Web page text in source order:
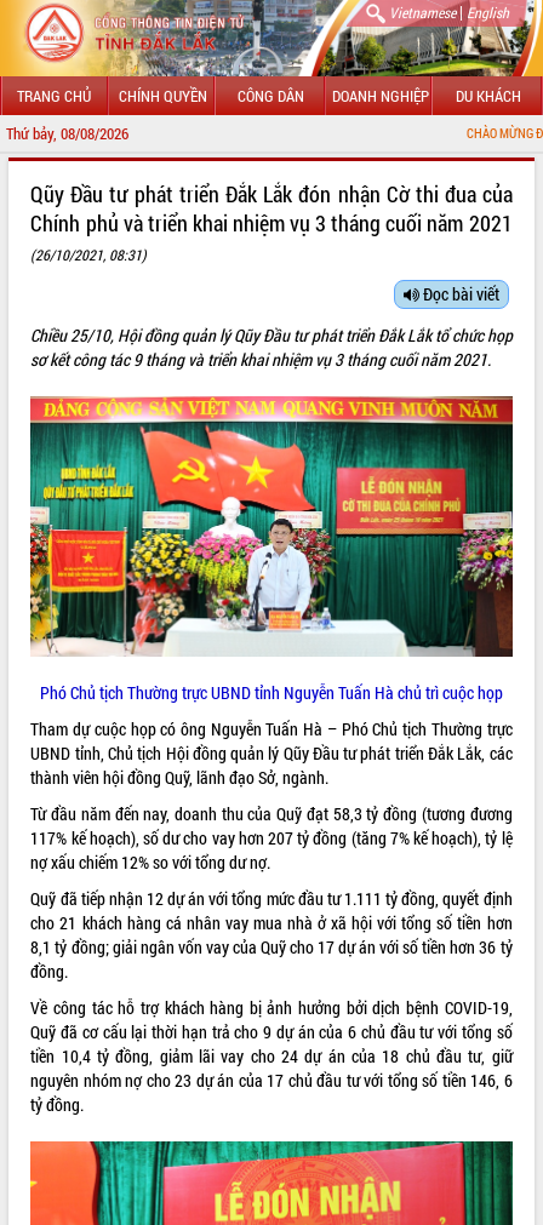
Vietnamese| English
TRANG CHỦ CHÍNH QUYỀN CÔNG DÂN DOANH NGHIỆP DU KHÁCH
Thứ bảy, 08/08/2026 CHÀO MỪNG ĐẾN VỚI CỔNG
LÃNH ĐẠO UBND TỈNH
SỞ, BAN, NGÀNH
THÔNG TIN CHỈ ĐẠO ĐIỀU HÀNH
HỆ THỐNG VĂN BẢN
VĂN BẢN HĐND TỈNH
ĐIỂM TIN VĂN BẢN
QUY HOẠCH - KẾ HOẠCH
VIDEO
Qũy Đầu tư phát triển Đắk Lắk đón nhận Cờ thi đua của
Chính phủ và triển khai nhiệm vụ 3 tháng cuối năm 2021
(26/10/2021, 08:31)
Đọc bài viết
Chiều 25/10, Hội đồng quản lý Qũy Đầu tư phát triển Đắk Lắk tổ chức họp
sơ kết công tác 9 tháng và triển khai nhiệm vụ 3 tháng cuối năm 2021.
Phó Chủ tịch Thường trực UBND tỉnh Nguyễn Tuấn Hà chủ trì cuộc họp
Tham dự cuộc họp có ông Nguyễn Tuấn Hà – Phó Chủ tịch Thường trực
UBND tỉnh, Chủ tịch Hội đồng quản lý Qũy Đầu tư phát triển Đắk Lắk, các
thành viên hội đồng Quỹ, lãnh đạo Sở, ngành.
Từ đầu năm đến nay, doanh thu của Quỹ đạt 58,3 tỷ đồng (tương đương
117% kế hoạch), số dư cho vay hơn 207 tỷ đồng (tăng 7% kế hoạch), tỷ lệ
nợ xấu chiếm 12% so với tổng dư nợ.
Quỹ đã tiếp nhận 12 dự án với tổng mức đầu tư 1.111 tỷ đồng, quyết định
cho 21 khách hàng cá nhân vay mua nhà ở xã hội với tổng số tiền hơn
8,1 tỷ đồng; giải ngân vốn vay của Quỹ cho 17 dự án với số tiền hơn 36 tỷ
đồng.
Về công tác hỗ trợ khách hàng bị ảnh hưởng bởi dịch bệnh COVID-19,
Quỹ đã cơ cấu lại thời hạn trả cho 9 dự án của 6 chủ đầu tư với tổng số
tiền 10,4 tỷ đồng, giảm lãi vay cho 24 dự án của 18 chủ đầu tư, giữ
nguyên nhóm nợ cho 23 dự án của 17 chủ đầu tư với tổng số tiền 146, 6
tỷ đồng.